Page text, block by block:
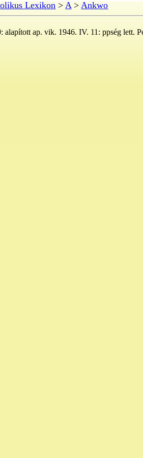
Lexikon >A>Ankwo
ap. vik. 1946. IV. 11: ppség lett.